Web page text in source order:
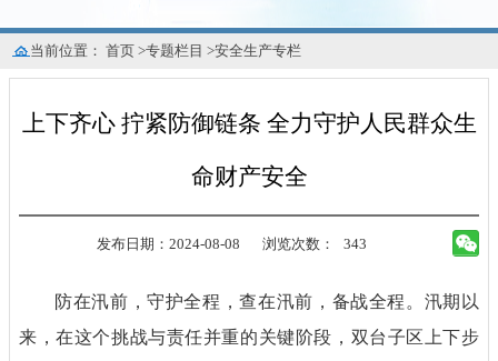
当前位置：首页 >专题栏目 >安全生产专栏
上下齐心 拧紧防御链条 全力守护人民群众生
命财产安全
发布日期：2024-08-08 浏览次数： 343
防在汛前，守护全程，查在汛前，备战全程。汛期以
来，在这个挑战与责任并重的关键阶段，双台子区上下步